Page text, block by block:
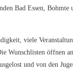
Bad Essen, Bohmte
viele
Wunschlisten öffnen
und von den